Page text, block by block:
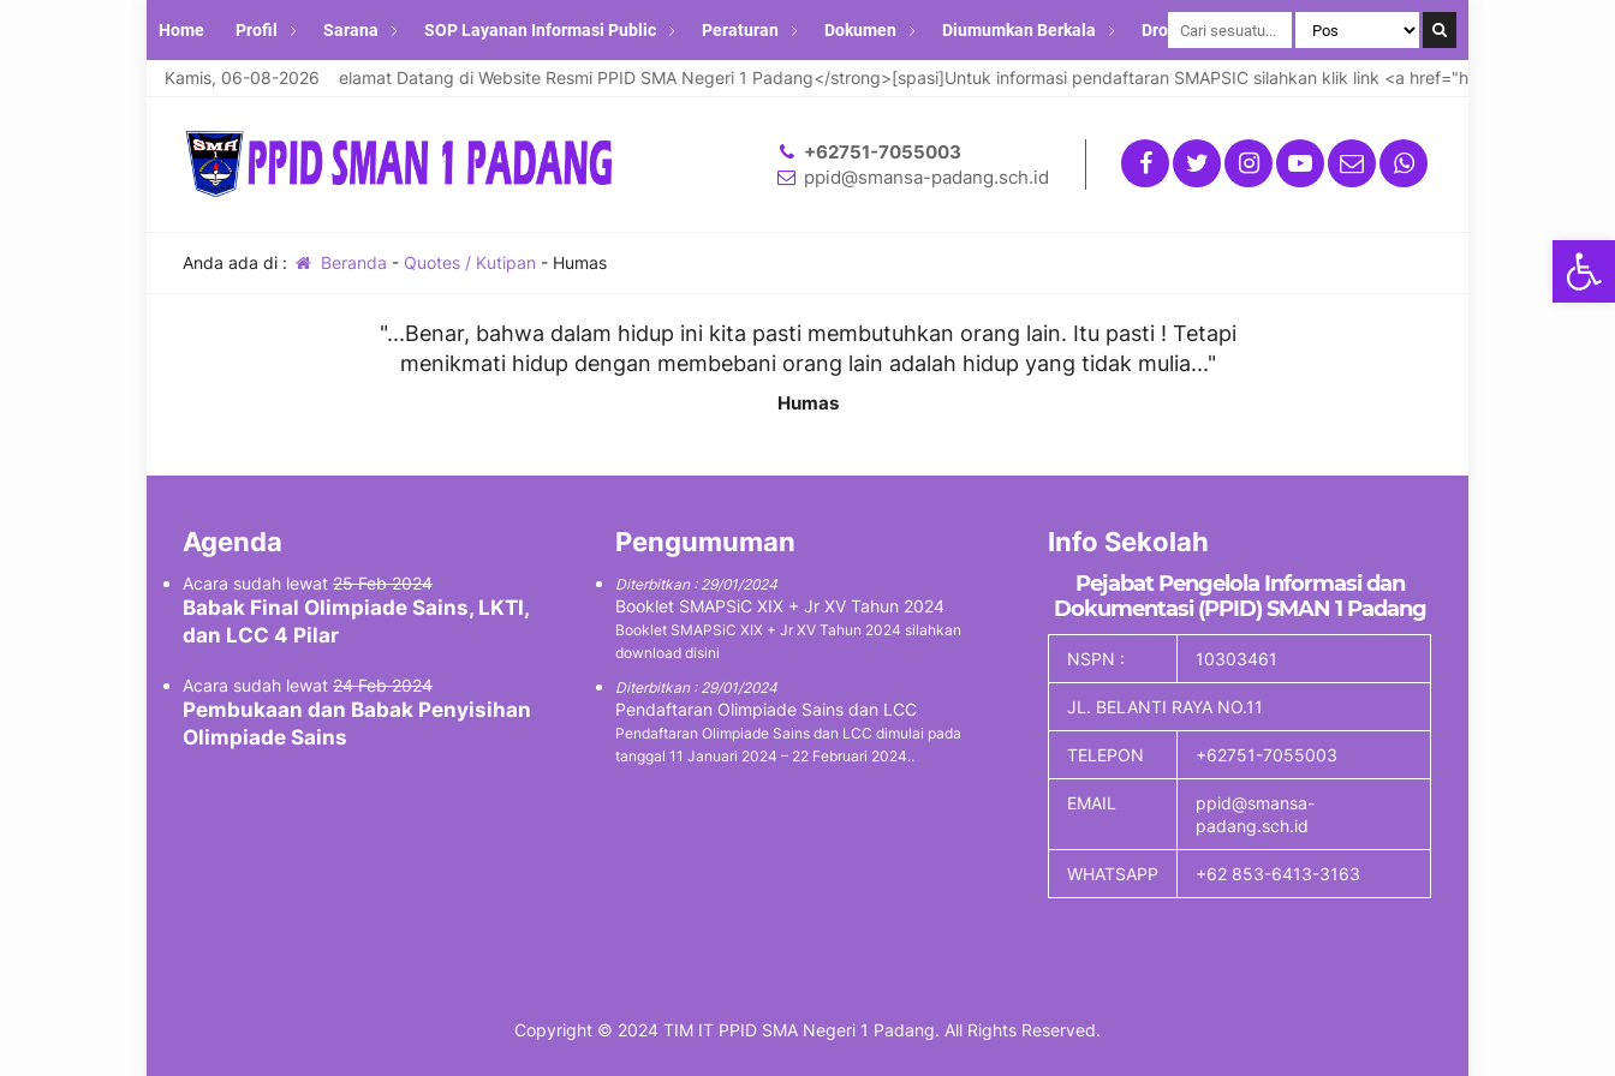
Home Profil Sarana SOP Layanan Informasi Public Peraturan Dokumen Diumumkan Berkala Drop Down
Kamis, 06-08-2026
warahmatullahi wabarakatuh. Selamat Datang di Website Resmi PPID SMA Negeri 1 Padang</strong>[spasi]Untuk informasi pendaftaran SMAPSIC silahkan klik link <a href="https://
+62751-7055003
ppid@smansa-padang.sch.id
Anda ada di : Beranda - Quotes / Kutipan - Humas
"...Benar, bahwa dalam hidup ini kita pasti membutuhkan orang lain. Itu pasti ! Tetapi
menikmati hidup dengan membebani orang lain adalah hidup yang tidak mulia..."
Humas
Agenda
Acara sudah lewat 25 Feb 2024
Babak Final Olimpiade Sains, LKTI,
dan LCC 4 Pilar
Acara sudah lewat 24 Feb 2024
Pembukaan dan Babak Penyisihan
Olimpiade Sains
Pengumuman
Diterbitkan : 29/01/2024
Booklet SMAPSiC XIX + Jr XV Tahun 2024
Booklet SMAPSiC XIX + Jr XV Tahun 2024 silahkan
download disini
Diterbitkan : 29/01/2024
Pendaftaran Olimpiade Sains dan LCC
Pendaftaran Olimpiade Sains dan LCC dimulai pada
tanggal 11 Januari 2024 – 22 Februari 2024..
Info Sekolah
Pejabat Pengelola Informasi dan
Dokumentasi (PPID) SMAN 1 Padang
NSPN : 10303461
JL. BELANTI RAYA NO.11
TELEPON +62751-7055003
EMAIL
ppid@smansa-
padang.sch.id
WHATSAPP +62 853-6413-3163
Copyright © 2024 TIM IT PPID SMA Negeri 1 Padang. All Rights Reserved.